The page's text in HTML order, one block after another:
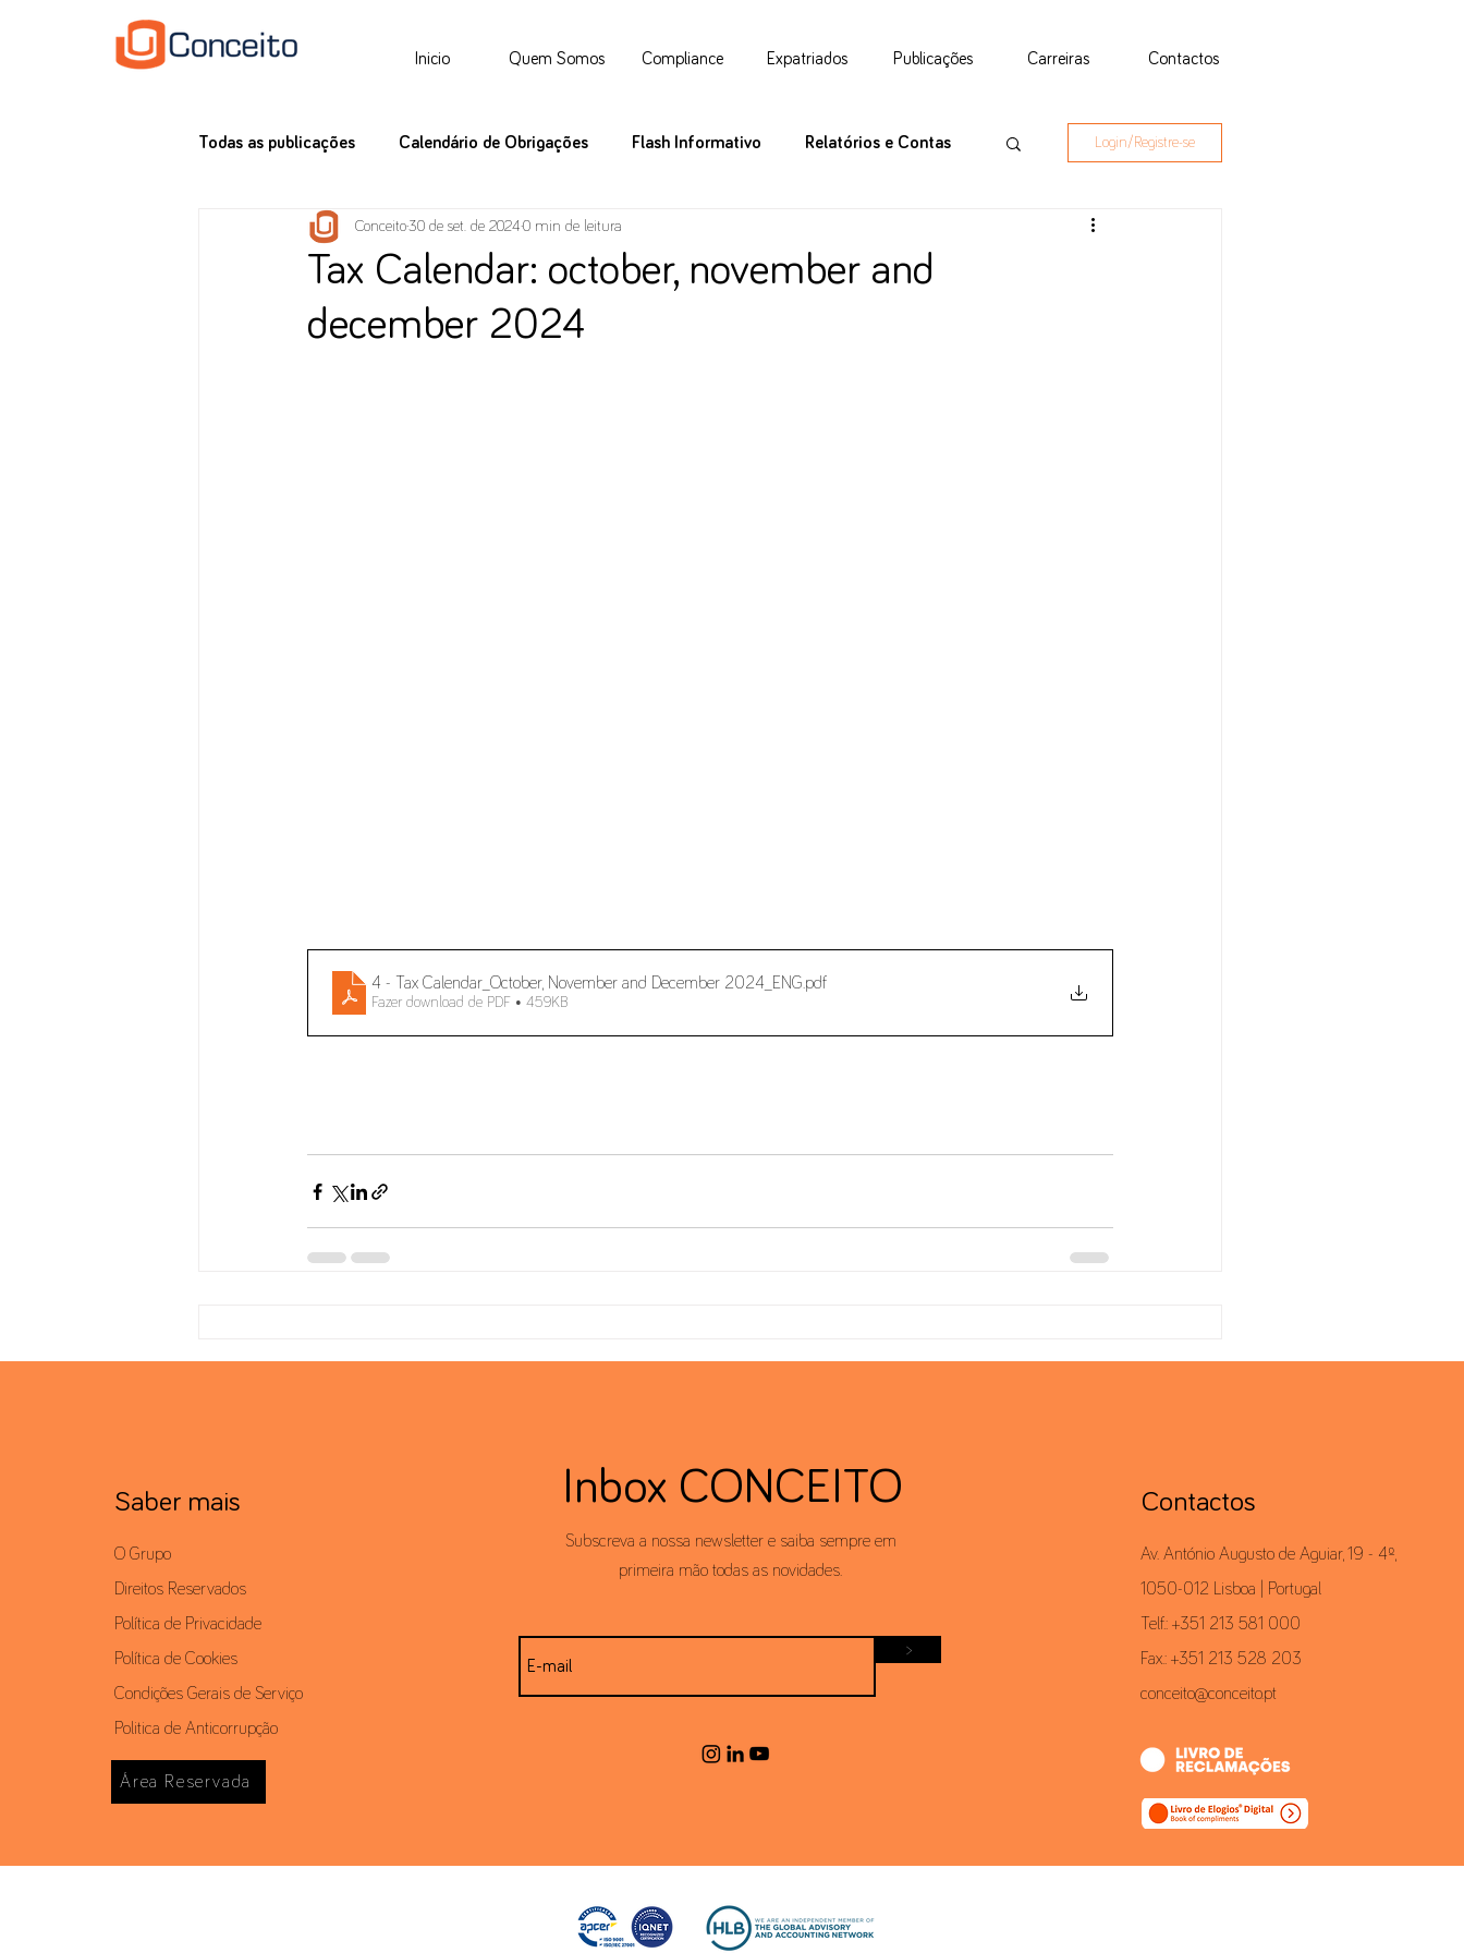
Inicio Quem Somos Compliance Expatriados Publicações Carreiras Contactos
Todas as publicações Calendário de Obrigações Flash Informativo Relatórios e Contas Login/Registre-se
Tax Calendar: october, november and
december 2024
Conceito30 de set. de 2024 0 min de leitura
4 - Tax Calendar_October, November and December 2024_ENG.pdf
Fazer download de PDF • 459KB
Saber mais
O Grupo
Direitos Reservados
Política de Privacidade
Política de Cookies
Condições Gerais de Serviço
Politica de Anticorrupção
Área Reservada
Inbox CONCEITO
Subscreva a nossa newsletter e saiba sempre em
primeira mão todas as novidades.
>
Contactos
Av. António Augusto de Aguiar, 19 - 4º,
1050-012 Lisboa | Portugal
Telf.: +351 213 581 000
Fax.: +351 213 528 203
conceito@conceito.pt